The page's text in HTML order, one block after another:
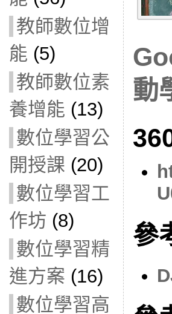
教師數位增
能 (5)
教師數位素
養增能 (13)
數位學習公
開授課 (20)
數位學習工
作坊 (8)
數位學習精
進方案 (16)
數位學習高
動
參